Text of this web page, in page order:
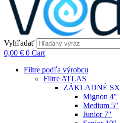
Vyhľadať
0,00 € 0 Cart
Filtre podľa výrobcu
Filtre ATLAS
ZÁKLADNÉ SX
Mignon 4″
Medium 5″
Junior 7″